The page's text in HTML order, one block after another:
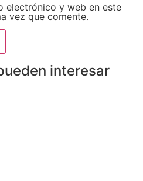
electrónico y web en este
vez que comente.
interesar